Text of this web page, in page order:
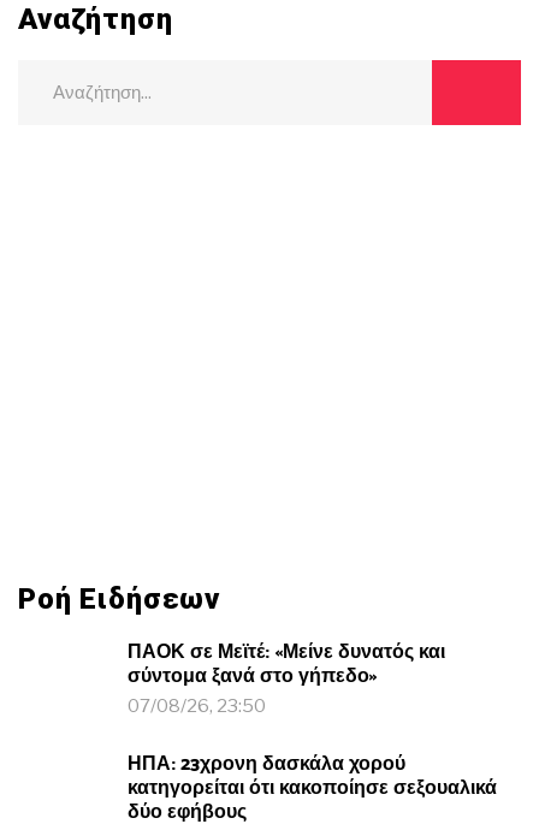
Αναζήτηση
Ροή Ειδήσεων
ΠΑΟΚ σε Μεϊτέ: «Μείνε δυνατός και
σύντομα ξανά στο γήπεδο»
07/08/26, 23:50
ΗΠΑ: 23χρονη δασκάλα χορού
κατηγορείται ότι κακοποίησε σεξουαλικά
δύο εφήβους